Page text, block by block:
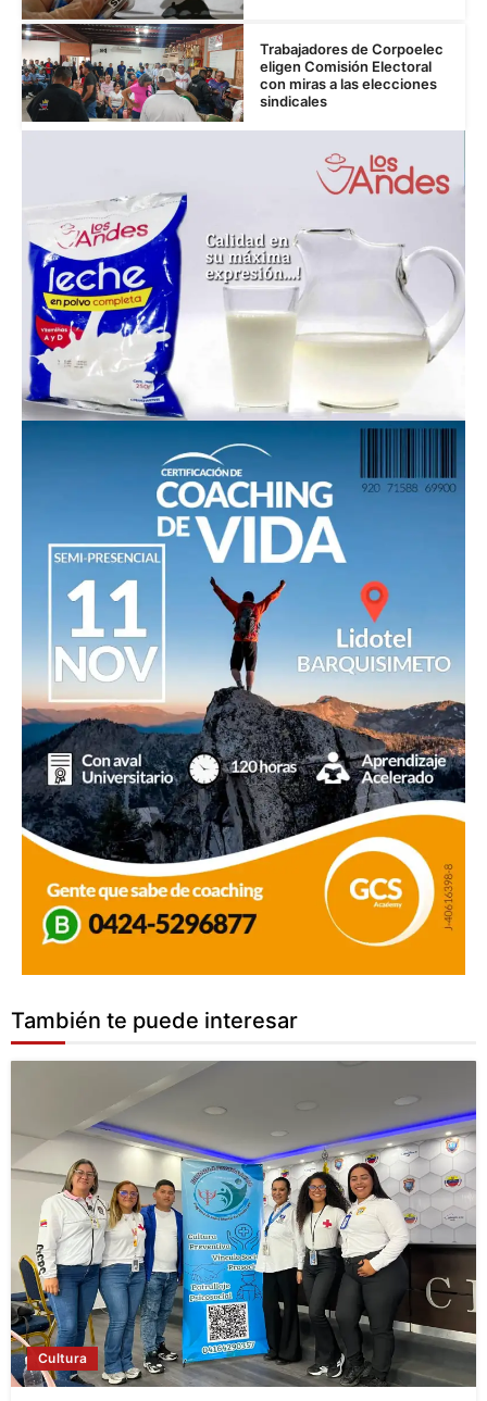
Trabajadores de Corpoelec
eligen Comisión Electoral
con miras a las elecciones
sindicales
También te puede interesar
Cultura